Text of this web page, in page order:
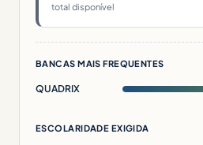
total disponível
BANCAS MAIS FREQUENTES
QUADRIX
ESCOLARIDADE EXIGIDA